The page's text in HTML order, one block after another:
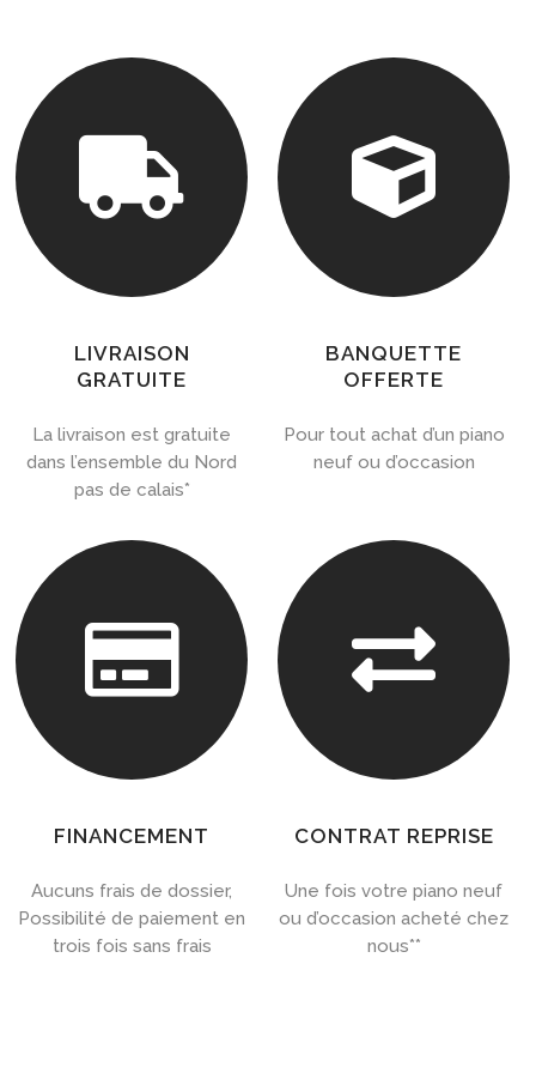

LIVRAISON
GRATUITE
La livraison est gratuite
dans l’ensemble du Nord
pas de calais*

BANQUETTE
OFFERTE
Pour tout achat d’un piano
neuf ou d’occasion

FINANCEMENT
Aucuns frais de dossier,
Possibilité de paiement en
trois fois sans frais

CONTRAT REPRISE
Une fois votre piano neuf
ou d’occasion acheté chez
nous**